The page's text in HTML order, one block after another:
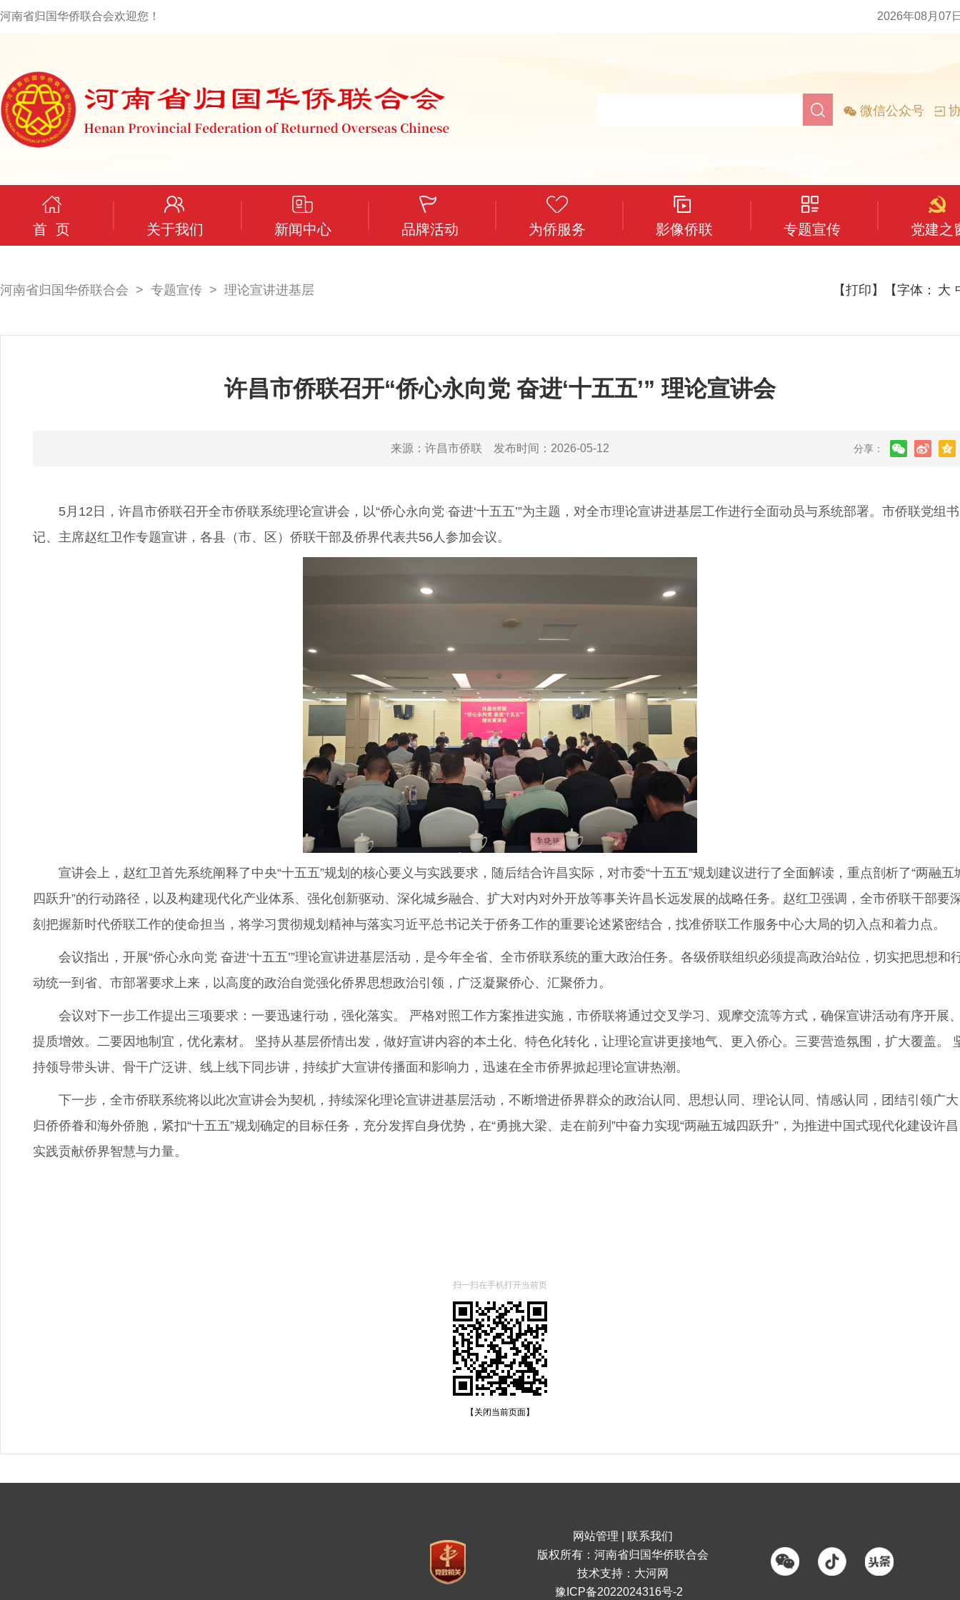
河南省归国华侨联合会欢迎您！ 2026年08月07
微信公众号
首 页 关于我们 新闻中心 品牌活动 为侨服务 影像侨联 专题宣传 党建之
河南省归国华侨联合会 专题宣传 理论宣讲进基层 【打印】 【字体： 大
许昌市侨联召开“侨心永向党 奋进‘十五五’” 理论宣讲会
来源： 许昌市侨联 发布时间： 2026-05-12 分享：
5月12日，许昌市侨联召开全市侨联系统理论宣讲会，以“侨心永向党 奋进‘十五五’”为主题，对全市理论宣讲进基层工作进行全面动员与系统部署。市侨联党组书
记、主席赵红卫作专题宣讲，各县（市、区）侨联干部及侨界代表共56人参加会议。
宣讲会上，赵红卫首先系统阐释了中央“十五五”规划的核心要义与实践要求，随后结合许昌实际，对市委“十五五”规划建议进行了全面解读，重点剖析了“两融五
四跃升”的行动路径，以及构建现代化产业体系、强化创新驱动、深化城乡融合、扩大对内对外开放等事关许昌长远发展的战略任务。赵红卫强调，全市侨联干部要
刻把握新时代侨联工作的使命担当，将学习贯彻规划精神与落实习近平总书记关于侨务工作的重要论述紧密结合，找准侨联工作服务中心大局的切入点和着力点。
会议指出，开展“侨心永向党 奋进‘十五五’”理论宣讲进基层活动，是今年全省、全市侨联系统的重大政治任务。各级侨联组织必须提高政治站位，切实把思想和
动统一到省、市部署要求上来，以高度的政治自觉强化侨界思想政治引领，广泛凝聚侨心、汇聚侨力。
会议对下一步工作提出三项要求：一要迅速行动，强化落实。 严格对照工作方案推进实施，市侨联将通过交叉学习、观摩交流等方式，确保宣讲活动有序开展
提质增效。二要因地制宜，优化素材。 坚持从基层侨情出发，做好宣讲内容的本土化、特色化转化，让理论宣讲更接地气、更入侨心。三要营造氛围，扩大覆盖。
持领导带头讲、骨干广泛讲、线上线下同步讲，持续扩大宣讲传播面和影响力，迅速在全市侨界掀起理论宣讲热潮。
下一步，全市侨联系统将以此次宣讲会为契机，持续深化理论宣讲进基层活动，不断增进侨界群众的政治认同、思想认同、理论认同、情感认同，团结引领广大
归侨侨眷和海外侨胞，紧扣“十五五”规划确定的目标任务，充分发挥自身优势，在“勇挑大梁、走在前列”中奋力实现“两融五城四跃升”，为推进中国式现代化建设许昌
实践贡献侨界智慧与力量。
扫一扫在手机打开当前页
【关闭当前页面】
网站管理
联系我们
版权所有：河南省归国华侨联合会
技术支持： 大河网
豫ICP备2022024316号-2